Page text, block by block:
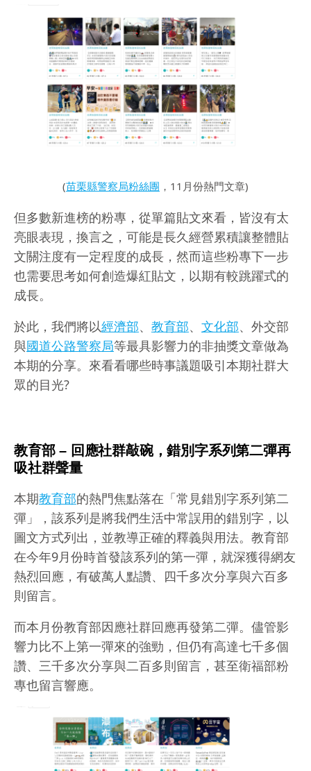
(苗栗縣警察局粉絲團 ，11月份熱門文章)
但多數新進榜的粉專，從單篇貼文來看，皆沒有太
亮眼表現，換言之，可能是長久經營累積讓整體貼
文關注度有一定程度的成長，然而這些粉專下一步
也需要思考如何創造爆紅貼文，以期有較跳躍式的
成長。
於此，我們將以經濟部、 教育部、 文化部、外交部
與國道公路警察局等最具影響力的非抽獎文章做為
本期的分享。來看看哪些時事議題吸引本期社群大
眾的目光?
教育部 – 回應社群敲碗，錯別字系列第二彈再
吸社群聲量
本期教育部的熱門焦點落在「常見錯別字系列第二
彈」，該系列是將我們生活中常誤用的錯別字，以
圖文方式列出，並教導正確的釋義與用法。教育部
在今年9月份時首發該系列的第一彈，就深獲得網友
熱烈回應，有破萬人點讚、四千多次分享與六百多
則留言。
而本月份教育部因應社群回應再發第二彈。儘管影
響力比不上第一彈來的強勁，但仍有高達七千多個
讚、三千多次分享與二百多則留言，甚至衛福部粉
專也留言響應。